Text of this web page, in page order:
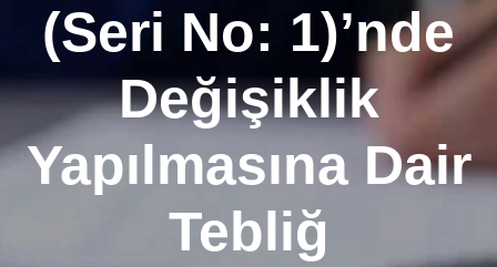
(Seri No: 1)’nde
Değişiklik
Yapılmasına Dair
Tebliğ